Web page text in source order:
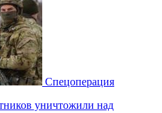
Спецоперация
уничтожили над